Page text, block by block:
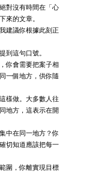
對沒有時間在「心
來的文章。
建議你根據此刻正
到這句口號。
你會需要把案子相
一個地方，供你隨
樣做。大多數人往
地方，這表示在開
中在同一地方？你
切知道應該把每一
圍，你離實現目標